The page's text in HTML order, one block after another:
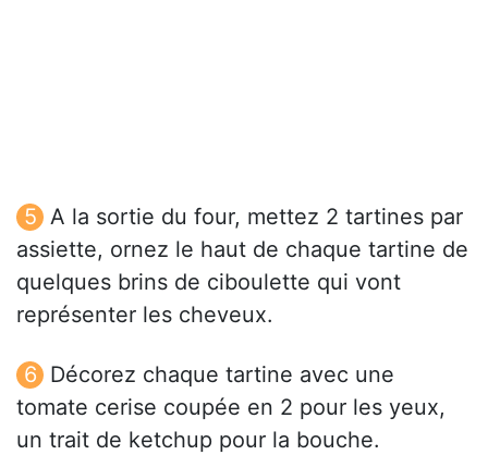
A la sortie du four, mettez 2 tartines par
assiette, ornez le haut de chaque tartine de
quelques brins de ciboulette qui vont
représenter les cheveux.
Décorez chaque tartine avec une
tomate cerise coupée en 2 pour les yeux,
un trait de ketchup pour la bouche.